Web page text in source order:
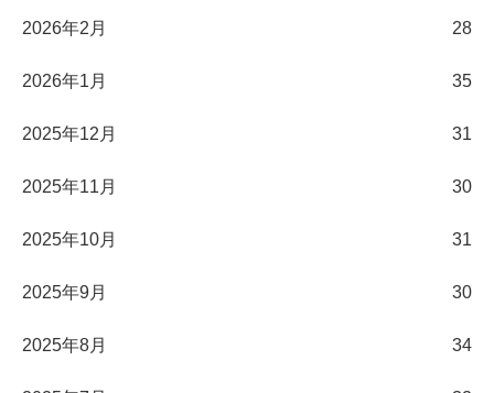
2026年2月 28
2026年1月 35
2025年12月 31
2025年11月 30
2025年10月 31
2025年9月 30
2025年8月 34